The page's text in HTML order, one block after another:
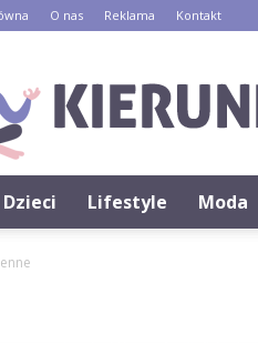
O nas Reklama Kontakt
Dzieci Lifestyle Moda